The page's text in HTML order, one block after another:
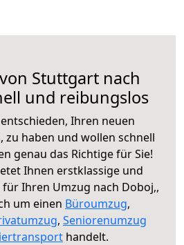
Stuttgart nach
und reibungslos
Ihren neuen
zu haben und wollen schnell
genau das Richtige für Sie!
Ihnen erstklassige und
Ihren Umzug nach Doboj,,
um einen Büroumzug,
, Seniorenumzug
handelt.